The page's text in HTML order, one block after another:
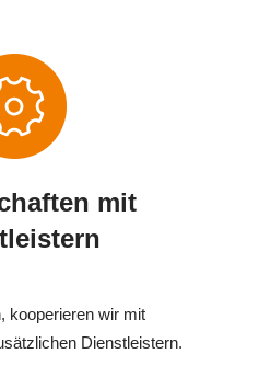
mit
kooperieren wir mit
Dienstleistern.